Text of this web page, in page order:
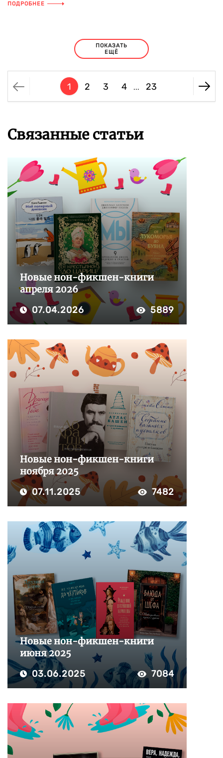
ПОДРОБНЕЕ
ПОКАЗАТЬ
ЕЩЁ
1 2 3 4 ... 23
Связанные статьи
Новые нон-фикшен-книги
апреля 2026
07.04.2026 5889
Новые нон-фикшен-книги
ноября 2025
07.11.2025 7482
Новые нон-фикшен-книги
июня 2025
03.06.2025 7084